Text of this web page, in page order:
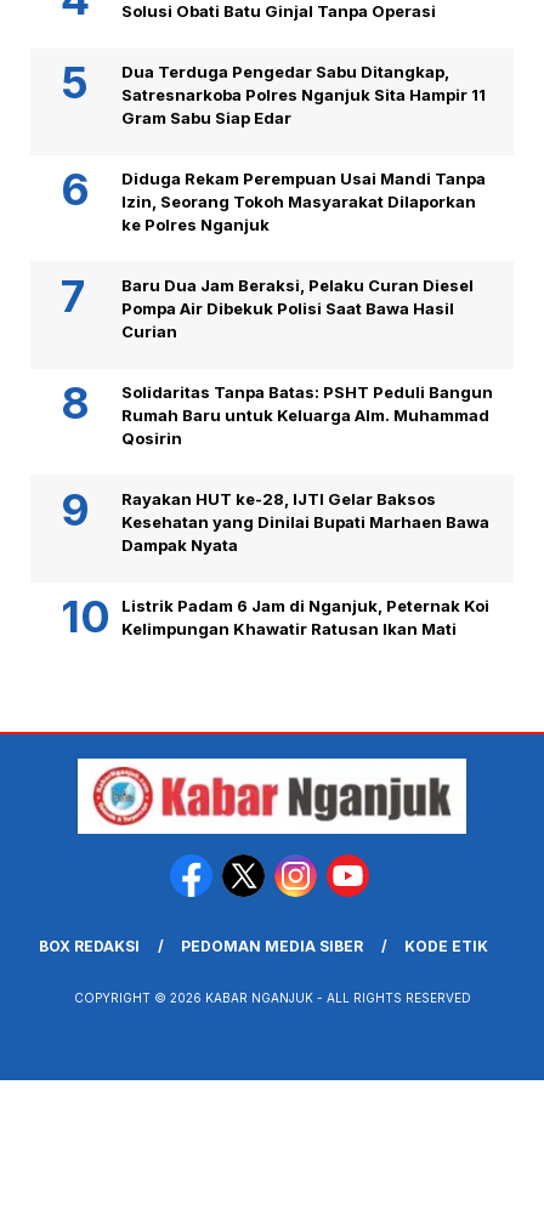
Solusi Obati Batu Ginjal Tanpa Operasi
Dua Terduga Pengedar Sabu Ditangkap,
Satresnarkoba Polres Nganjuk Sita Hampir 11
Gram Sabu Siap Edar
Diduga Rekam Perempuan Usai Mandi Tanpa
Izin, Seorang Tokoh Masyarakat Dilaporkan
ke Polres Nganjuk
Baru Dua Jam Beraksi, Pelaku Curan Diesel
Pompa Air Dibekuk Polisi Saat Bawa Hasil
Curian
Solidaritas Tanpa Batas: PSHT Peduli Bangun
Rumah Baru untuk Keluarga Alm. Muhammad
Qosirin
Rayakan HUT ke-28, IJTI Gelar Baksos
Kesehatan yang Dinilai Bupati Marhaen Bawa
Dampak Nyata
Listrik Padam 6 Jam di Nganjuk, Peternak Koi
Kelimpungan Khawatir Ratusan Ikan Mati
BOX REDAKSI PEDOMAN MEDIA SIBER KODE ETIK
COPYRIGHT © 2026 KABAR NGANJUK - ALL RIGHTS RESERVED